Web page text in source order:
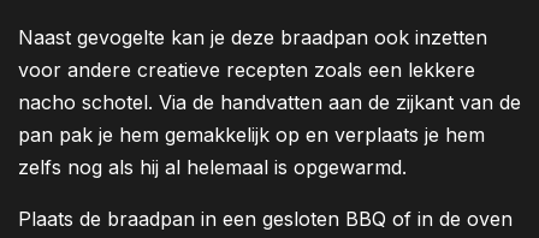
Naast gevogelte kan je deze braadpan ook inzetten
voor andere creatieve recepten zoals een lekkere
nacho schotel. Via de handvatten aan de zijkant van de
pan pak je hem gemakkelijk op en verplaats je hem
zelfs nog als hij al helemaal is opgewarmd.
Plaats de braadpan in een gesloten BBQ of in de oven